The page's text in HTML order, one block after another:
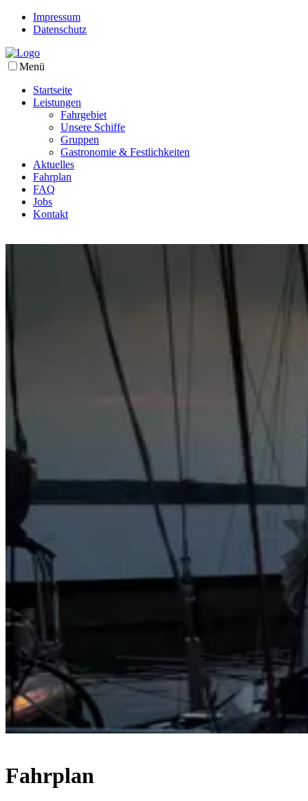
Impressum
Datenschutz
Menü
Startseite
Leistungen
Fahrgebiet
Unsere Schiffe
Gruppen
Gastronomie & Festlichkeiten
Aktuelles
Fahrplan
FAQ
Jobs
Kontakt
Fahrplan